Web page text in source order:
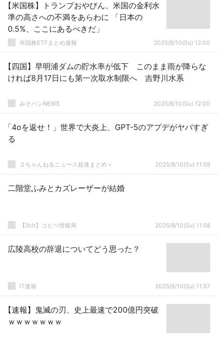
【米国株】トランプおやびん、米国の金利水
準の高さへの不満をあらわに 「日本の
0.5%、ここにあるべきだ」
米国株ETFまとめ速報 2025/8/10(Su) 12:00
【四国】早明浦ダムの貯水率が低下 このまま雨が降らな
ければ8月17日にも第一次取水制限へ 吉野川水系
みそパンNEWS 2025/8/10(Su) 12:00
「4oを返せ！」世界で大炎上、GPT-5のアプデがヤバすぎ
る
２ちゃんねるニュース超速まとめ＋ 2025/8/10(Su) 11:59
二階堂ふみとカズレーザーが結婚
【2ch】コピペ情報局 2025/8/10(Su) 11:58
広陵高校の辞退についてどう思った？
IT速報 2025/8/10(Su) 11:57
【速報】鬼滅の刃、史上最速で200億円突破
ｗｗｗｗｗｗｗ